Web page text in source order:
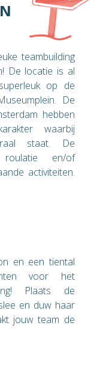
teambuilding
De locatie is al
op de
De
hebben
waarbij
staat. De
en/of
activiteiten.
en een tiental
voor het
Plaats de
en duw haar
jouw team de